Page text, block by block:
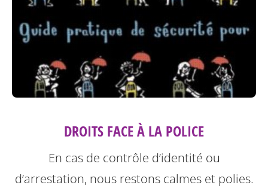
DROITS FACE À LA POLICE
En cas de contrôle d’identité ou
d’arrestation, nous restons calmes et polies.